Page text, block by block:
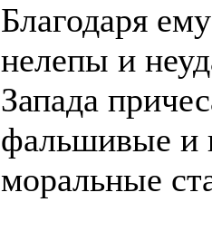
Благодаря
нелепы и
Запада
фальшивые и
моральные